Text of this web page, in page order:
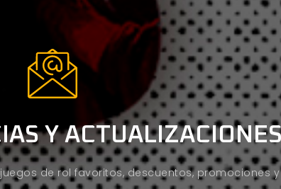
Y
de rol favoritos, descuentos, promociones